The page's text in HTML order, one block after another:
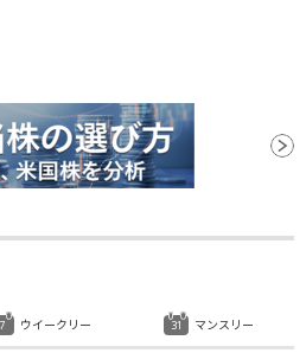
ウイークリー マンスリー